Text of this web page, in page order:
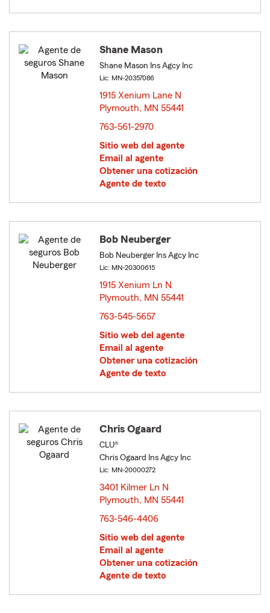
Shane Mason
Shane Mason Ins Agcy Inc
Lic: MN-20357086
1915 Xenium Lane N
Plymouth, MN 55441
763-561-2970
Sitio web del agente
Email al agente
Obtener una cotización
Agente de texto
Bob Neuberger
Bob Neuberger Ins Agcy Inc
Lic: MN-20300615
1915 Xenium Ln N
Plymouth, MN 55441
763-545-5657
Sitio web del agente
Email al agente
Obtener una cotización
Agente de texto
Chris Ogaard
CLU®
Chris Ogaard Ins Agcy Inc
Lic: MN-20000272
3401 Kilmer Ln N
Plymouth, MN 55441
763-546-4406
Sitio web del agente
Email al agente
Obtener una cotización
Agente de texto